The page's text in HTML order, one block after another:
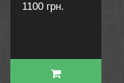
1100 грн.